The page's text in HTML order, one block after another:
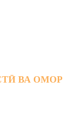
ВА ОМОР